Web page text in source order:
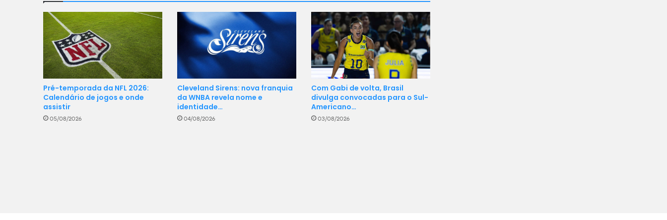
Pré-temporada da NFL 2026:
Calendário de jogos e onde
assistir
05/08/2026
Cleveland Sirens: nova franquia
da WNBA revela nome e
identidade…
04/08/2026
Com Gabi de volta, Brasil
divulga convocadas para o Sul-
Americano…
03/08/2026